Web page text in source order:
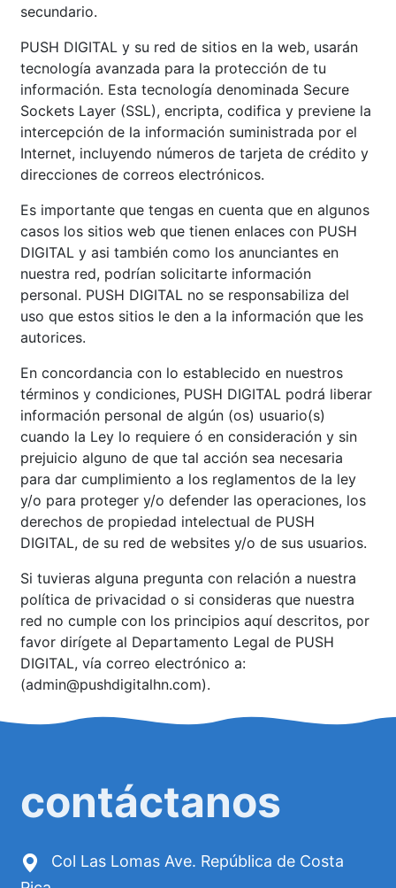
secundario.
PUSH DIGITAL y su red de sitios en la web, usarán
tecnología avanzada para la protección de tu
información. Esta tecnología denominada Secure
Sockets Layer (SSL), encripta, codifica y previene la
intercepción de la información suministrada por el
Internet, incluyendo números de tarjeta de crédito y
direcciones de correos electrónicos.
Es importante que tengas en cuenta que en algunos
casos los sitios web que tienen enlaces con PUSH
DIGITAL y asi también como los anunciantes en
nuestra red, podrían solicitarte información
personal. PUSH DIGITAL no se responsabiliza del
uso que estos sitios le den a la información que les
autorices.
En concordancia con lo establecido en nuestros
términos y condiciones, PUSH DIGITAL podrá liberar
información personal de algún (os) usuario(s)
cuando la Ley lo requiere ó en consideración y sin
prejuicio alguno de que tal acción sea necesaria
para dar cumplimiento a los reglamentos de la ley
y/o para proteger y/o defender las operaciones, los
derechos de propiedad intelectual de PUSH
DIGITAL, de su red de websites y/o de sus usuarios.
Si tuvieras alguna pregunta con relación a nuestra
política de privacidad o si consideras que nuestra
red no cumple con los principios aquí descritos, por
favor dirígete al Departamento Legal de PUSH
DIGITAL, vía correo electrónico a:
(admin@pushdigitalhn.com).
contáctanos
Col Las Lomas Ave. República de Costa